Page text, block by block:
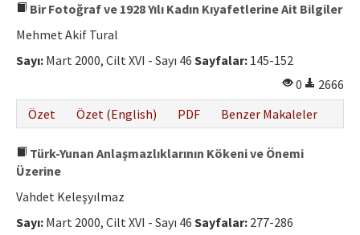
Bir Fotoğraf ve 1928 Yılı Kadın Kıyafetlerine Ait Bilgiler
Mehmet Akif Tural
Sayı: Mart 2000, Cilt XVI - Sayı 46 Sayfalar: 145-152
0
2666
Özet
Özet (English) PDF Benzer Makaleler
Türk-Yunan Anlaşmazlıklarının Kökeni ve Önemi
Üzerine
Vahdet Keleşyılmaz
Sayı: Mart 2000, Cilt XVI - Sayı 46 Sayfalar: 277-286